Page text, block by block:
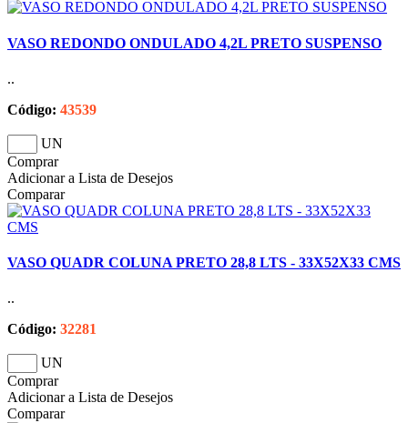
VASO REDONDO ONDULADO 4,2L PRETO SUSPENSO
..
Código: 43539
UN
Comprar
Adicionar a Lista de Desejos
Comparar
VASO QUADR COLUNA PRETO 28,8 LTS - 33X52X33 CMS
..
Código: 32281
UN
Comprar
Adicionar a Lista de Desejos
Comparar